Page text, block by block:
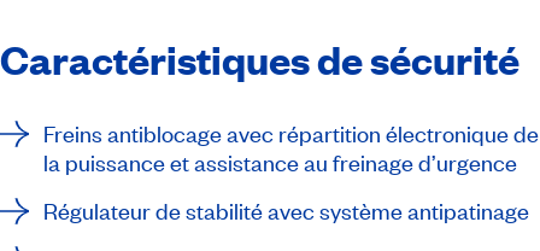
Caractéristiques de sécurité
Freins antiblocage avec répartition électronique de
la puissance et assistance au freinage d’urgence
Régulateur de stabilité avec système antipatinage